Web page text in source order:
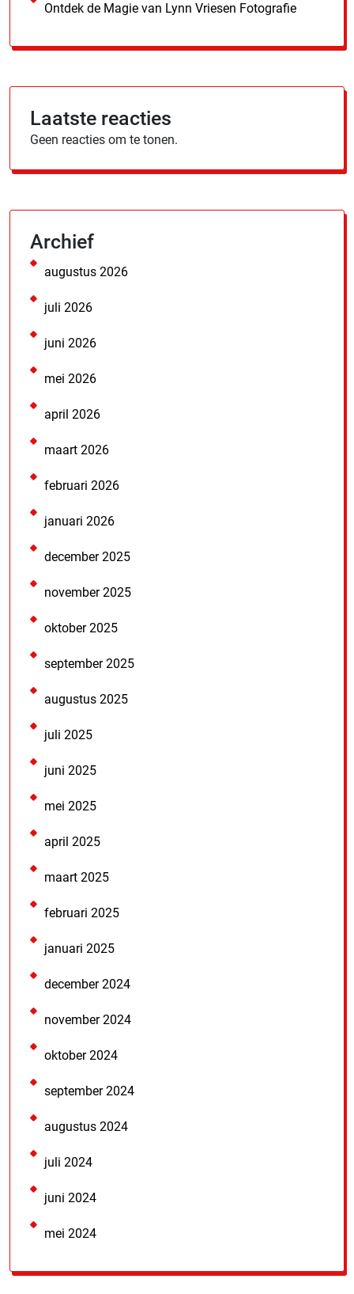
Ontdek de Magie van Lynn Vriesen Fotografie
Laatste reacties
Geen reacties om te tonen.
Archief
augustus 2026
juli 2026
juni 2026
mei 2026
april 2026
maart 2026
februari 2026
januari 2026
december 2025
november 2025
oktober 2025
september 2025
augustus 2025
juli 2025
juni 2025
mei 2025
april 2025
maart 2025
februari 2025
januari 2025
december 2024
november 2024
oktober 2024
september 2024
augustus 2024
juli 2024
juni 2024
mei 2024